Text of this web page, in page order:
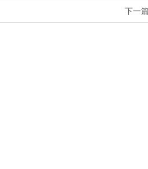
下一